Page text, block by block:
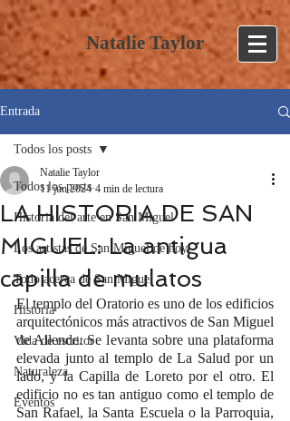
Natalie Taylor
Entrada
Todos los posts
Historia del arte en San Miguel
Los artistas de San Miguel de hoy
Todo acerca de San Miguel
Historia
Vida de escritor
Naturaleza
Eventos
Todos los posts
LA HISTORIA DE SAN
MIGUEL: La antigua
capilla de mulatos
Natalie Taylor
11 jun 2024 4 min de lectura
El templo del Oratorio es uno de los edificios
arquitectónicos más atractivos de San Miguel
de Allende. Se levanta sobre una plataforma
elevada junto al templo de La Salud por un
lado, y la Capilla de Loreto por el otro. El
edificio no es tan antiguo como el templo de
San Rafael, la Santa Escuela o la Parroquia,